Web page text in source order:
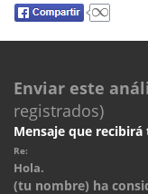
Enviar este
registrados)
Mensaje que recibirá
Re:
Hola.
(tu nombre) ha